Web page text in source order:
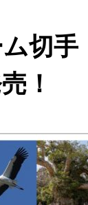
切手
！